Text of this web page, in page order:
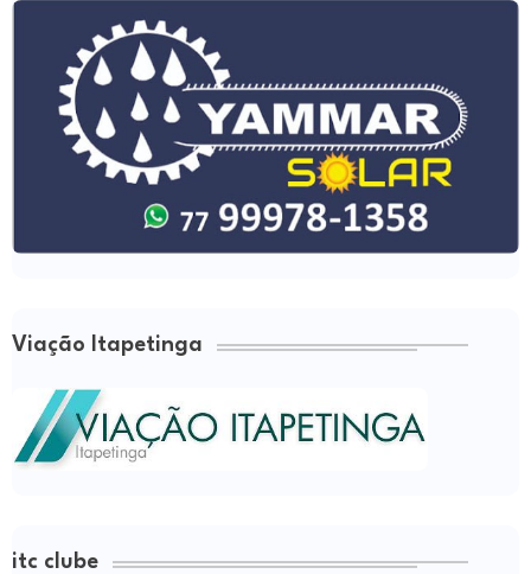
Viação Itapetinga
itc clube